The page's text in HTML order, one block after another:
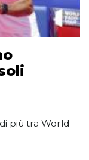
più tra World